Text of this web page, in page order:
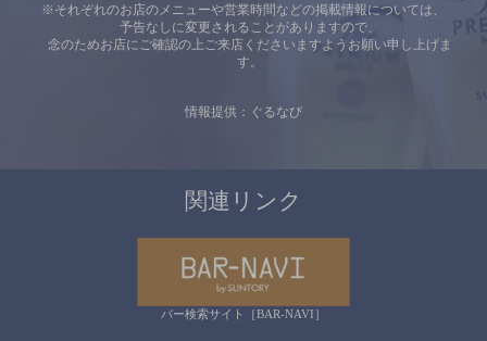
※それぞれのお店のメニューや営業時間などの掲載情報については、
予告なしに変更されることがありますので、
念のためお店にご確認の上ご来店くださいますようお願い申し上げま
す。
情報提供：ぐるなび
関連リンク
バー検索サイト［BAR-NAVI］